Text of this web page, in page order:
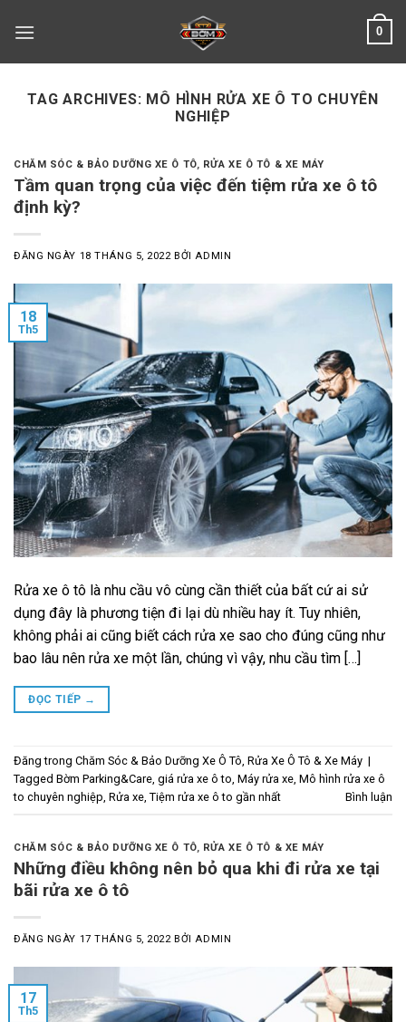
0
TAG ARCHIVES: MÔ HÌNH RỬA XE Ô TO CHUYÊN
NGHIỆP
CHĂM SÓC & BẢO DƯỠNG XE Ô TÔ, RỬA XE Ô TÔ & XE MÁY
Tầm quan trọng của việc đến tiệm rửa xe ô tô
định kỳ?
ĐĂNG NGÀY 18 THÁNG 5, 2022 BỞI ADMIN
18
Th5
Rửa xe ô tô là nhu cầu vô cùng cần thiết của bất cứ ai sử
dụng đây là phương tiện đi lại dù nhiều hay ít. Tuy nhiên,
không phải ai cũng biết cách rửa xe sao cho đúng cũng như
bao lâu nên rửa xe một lần, chúng vì vậy, nhu cầu tìm […]
ĐỌC TIẾP →
Đăng trong Chăm Sóc & Bảo Dưỡng Xe Ô Tô, Rửa Xe Ô Tô & Xe Máy |
Tagged Bờm Parking&Care, giá rửa xe ô to, Máy rửa xe, Mô hình rửa xe ô
to chuyên nghiệp, Rửa xe, Tiệm rửa xe ô to gần nhất Bình luận
CHĂM SÓC & BẢO DƯỠNG XE Ô TÔ, RỬA XE Ô TÔ & XE MÁY
Những điều không nên bỏ qua khi đi rửa xe tại
bãi rửa xe ô tô
ĐĂNG NGÀY 17 THÁNG 5, 2022 BỞI ADMIN
17
Th5